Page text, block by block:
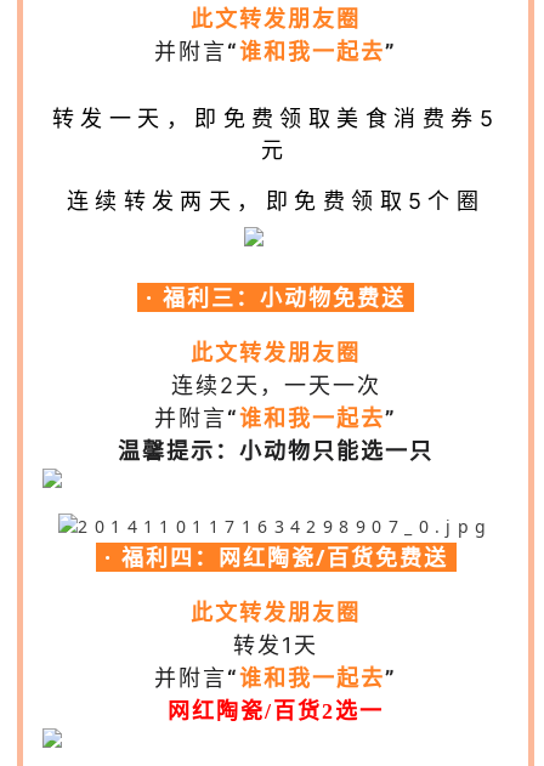
此文转发朋友圈
并附言“谁和我一起去”
转发一天，即免费领取美食消费券5
元
连续转发两天，即免费领取5个圈
· 福利三：小动物免费送
此文转发朋友圈
连续2天，一天一次
并附言“谁和我一起去”
温馨提示：小动物只能选一只
· 福利四：网红陶瓷/百货免费送
此文转发朋友圈
转发1天
并附言“谁和我一起去”
网红陶瓷/百货2选一